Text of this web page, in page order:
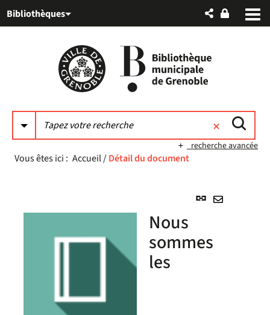
au
auBibliothèques
recherche avancée
Vous êtes ici : Accueil/Détail du document
Lien
Nous
sommes
les